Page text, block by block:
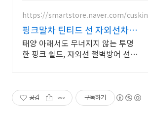
https://smartstore.naver.com/cuskin
핑크말차 틴티드 선 자외선차단,
미백,주름개선
태양 아래서도 무너지지 않는 투명
한 핑크 쉴드, 자외선 철벽방어 선크
공감 구독하기